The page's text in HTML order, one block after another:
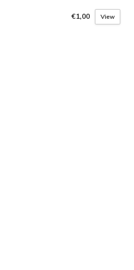
€1,00 View